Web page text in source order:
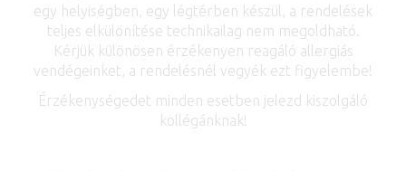
egy helyiségben, egy légtérben készül, a rendelések
teljes elkülönítése technikailag nem megoldható.
Kérjük különösen érzékenyen reagáló allergiás
vendégeinket, a rendelésnél vegyék ezt figyelembe!
Érzékenységedet minden esetben jelezd kiszolgáló
kollégánknak!